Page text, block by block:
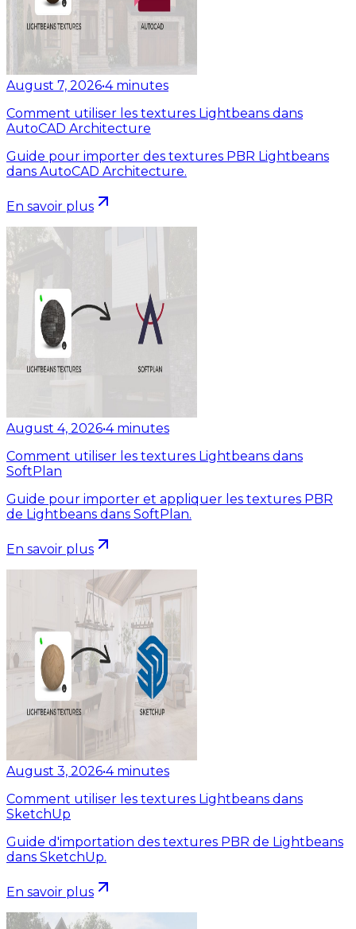
August 7, 2026•4 minutes
Comment utiliser les textures Lightbeans dans
AutoCAD Architecture
Guide pour importer des textures PBR Lightbeans
dans AutoCAD Architecture.
En savoir plus
August 4, 2026•4 minutes
Comment utiliser les textures Lightbeans dans
SoftPlan
Guide pour importer et appliquer les textures PBR
de Lightbeans dans SoftPlan.
En savoir plus
August 3, 2026•4 minutes
Comment utiliser les textures Lightbeans dans
SketchUp
Guide d'importation des textures PBR de Lightbeans
dans SketchUp.
En savoir plus